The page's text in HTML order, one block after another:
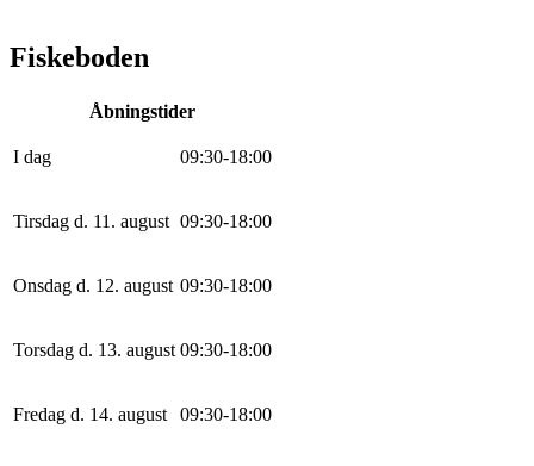
Fiskeboden
Åbningstider
I dag 09:30-18:00
Tirsdag d. 11. august 09:30-18:00
Onsdag d. 12. august 09:30-18:00
Torsdag d. 13. august 09:30-18:00
Fredag d. 14. august 09:30-18:00